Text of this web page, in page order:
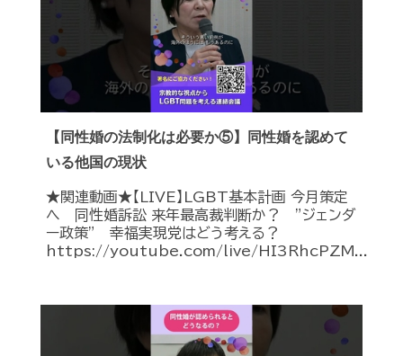
【同性婚の法制化は必要か⑤】同性婚を認めて
いる他国の現状
★関連動画★【LIVE】LGBT基本計画 今月策定
へ 同性婚訴訟 来年最高裁判断か？ ”ジェンダ
ー政策” 幸福実現党はどう考える？
https://youtube.com/live/HI3RhcPZM...